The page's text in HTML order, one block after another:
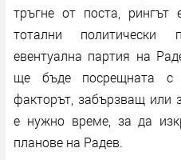
тръгне от поста,
тотални политически
евентуална партия на
ще бъде посрещната с
факторът, забързващ или
е нужно време, за да
планове на Радев.